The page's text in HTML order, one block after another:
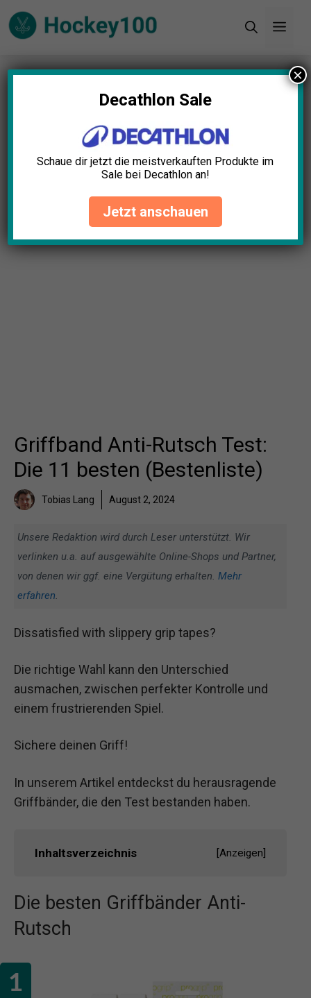
Zum
Inhalt
Startseite»Blog»Griffband Anti-Rutsch Test: Die
11 besten (Bestenliste)
Griffband Anti-Rutsch Test:
Die 11 besten (Bestenliste)
Tobias Lang August 2, 2024
Unsere Redaktion wird durch Leser unterstützt. Wir
verlinken u.a. auf ausgewählte Online-Shops und Partner,
von denen wir ggf. eine Vergütung erhalten. Mehr
erfahren.
Dissatisfied with slippery grip tapes?
Die richtige Wahl kann den Unterschied
ausmachen, zwischen perfekter Kontrolle und
einem frustrierenden Spiel.
Sichere deinen Griff!
In unserem Artikel entdeckst du herausragende
Griffbänder, die den Test bestanden haben.
Inhaltsverzeichnis [Anzeigen]
Die besten Griffbänder Anti-
Rutsch
Decathlon Sale
Schaue dir jetzt die meistverkauften Produkte im
Sale bei Decathlon an!
Jetzt anschauen
×